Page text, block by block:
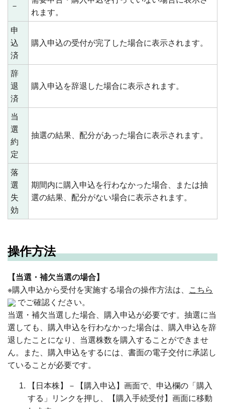
－
れます。
申
込
済
購入申込の受付が完了した場合に表示されます。
辞
退
済
購入申込を辞退した場合に表示されます。
当
選
約
定
抽選の結果、配分があった場合に表示されます。
落
選
失
効
期間内に購入申込を行わなかった場合、または抽
選の結果、配分がない場合に表示されます。
操作方法
【当選・補欠当選の場合】
※購入申込から受付を実施する場合の操作方法は、
こちら
でご確認ください。
当選・補欠当選した場合、購入申込が必要です。抽選に当
選しても、購入申込を行わなかった場合は、購入申込を辞
退したことになり、当選株数を購入することができませ
ん。また、購入申込をするには、書面の電子交付に承諾し
ていることが必要です。
【日本株】－【購入申込】画面で、申込欄の「購入
する」リンクを押し、【購入手続受付】画面に移動